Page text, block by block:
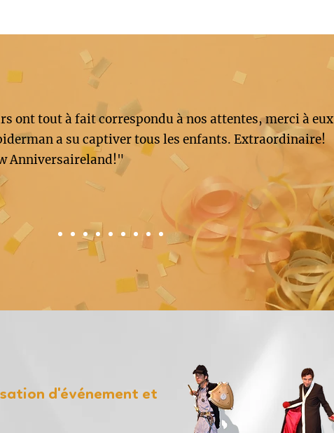
ont tout à fait correspondu à nos attentes, merci à eux
a su captiver tous les enfants. Extraordinaire!
Anniversaireland!"
d'événement et